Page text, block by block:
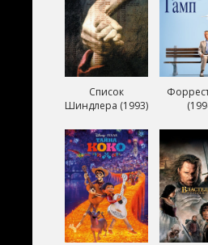
Список
Шиндлера (1993)